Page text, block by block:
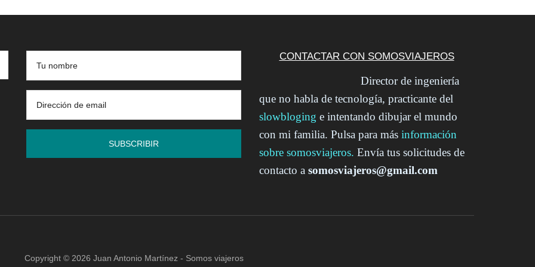
CONTACTAR CON SOMOSVIAJEROS
Director de ingeniería
que no habla de tecnología, practicante del
slowbloging e intentando dibujar el mundo
con mi familia. Pulsa para más información
sobre somosviajeros. Envía tus solicitudes de
contacto a somosviajeros@gmail.com
Copyright © 2026 Juan Antonio Martínez - Somos viajeros